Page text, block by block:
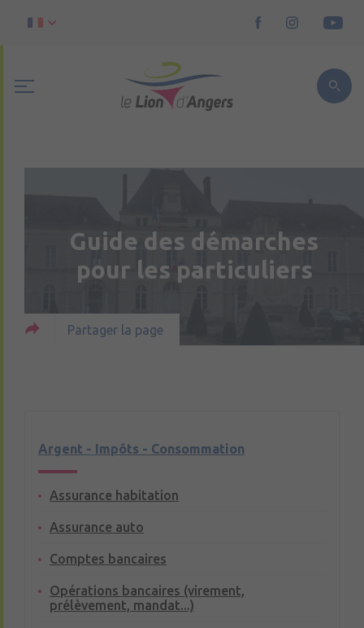
Guide des démarches
pour les particuliers
Partager la page
Argent - Impôts - Consommation
Assurance habitation
Assurance auto
Comptes bancaires
Opérations bancaires (virement,
prélèvement, mandat...)